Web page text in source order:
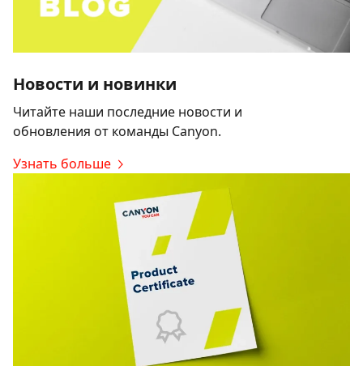
Новости и новинки
Читайте наши последние новости и
обновления от команды Canyon.
Узнать больше